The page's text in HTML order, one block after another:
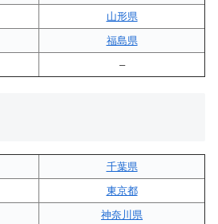
山形県
福島県
–
千葉県
東京都
神奈川県